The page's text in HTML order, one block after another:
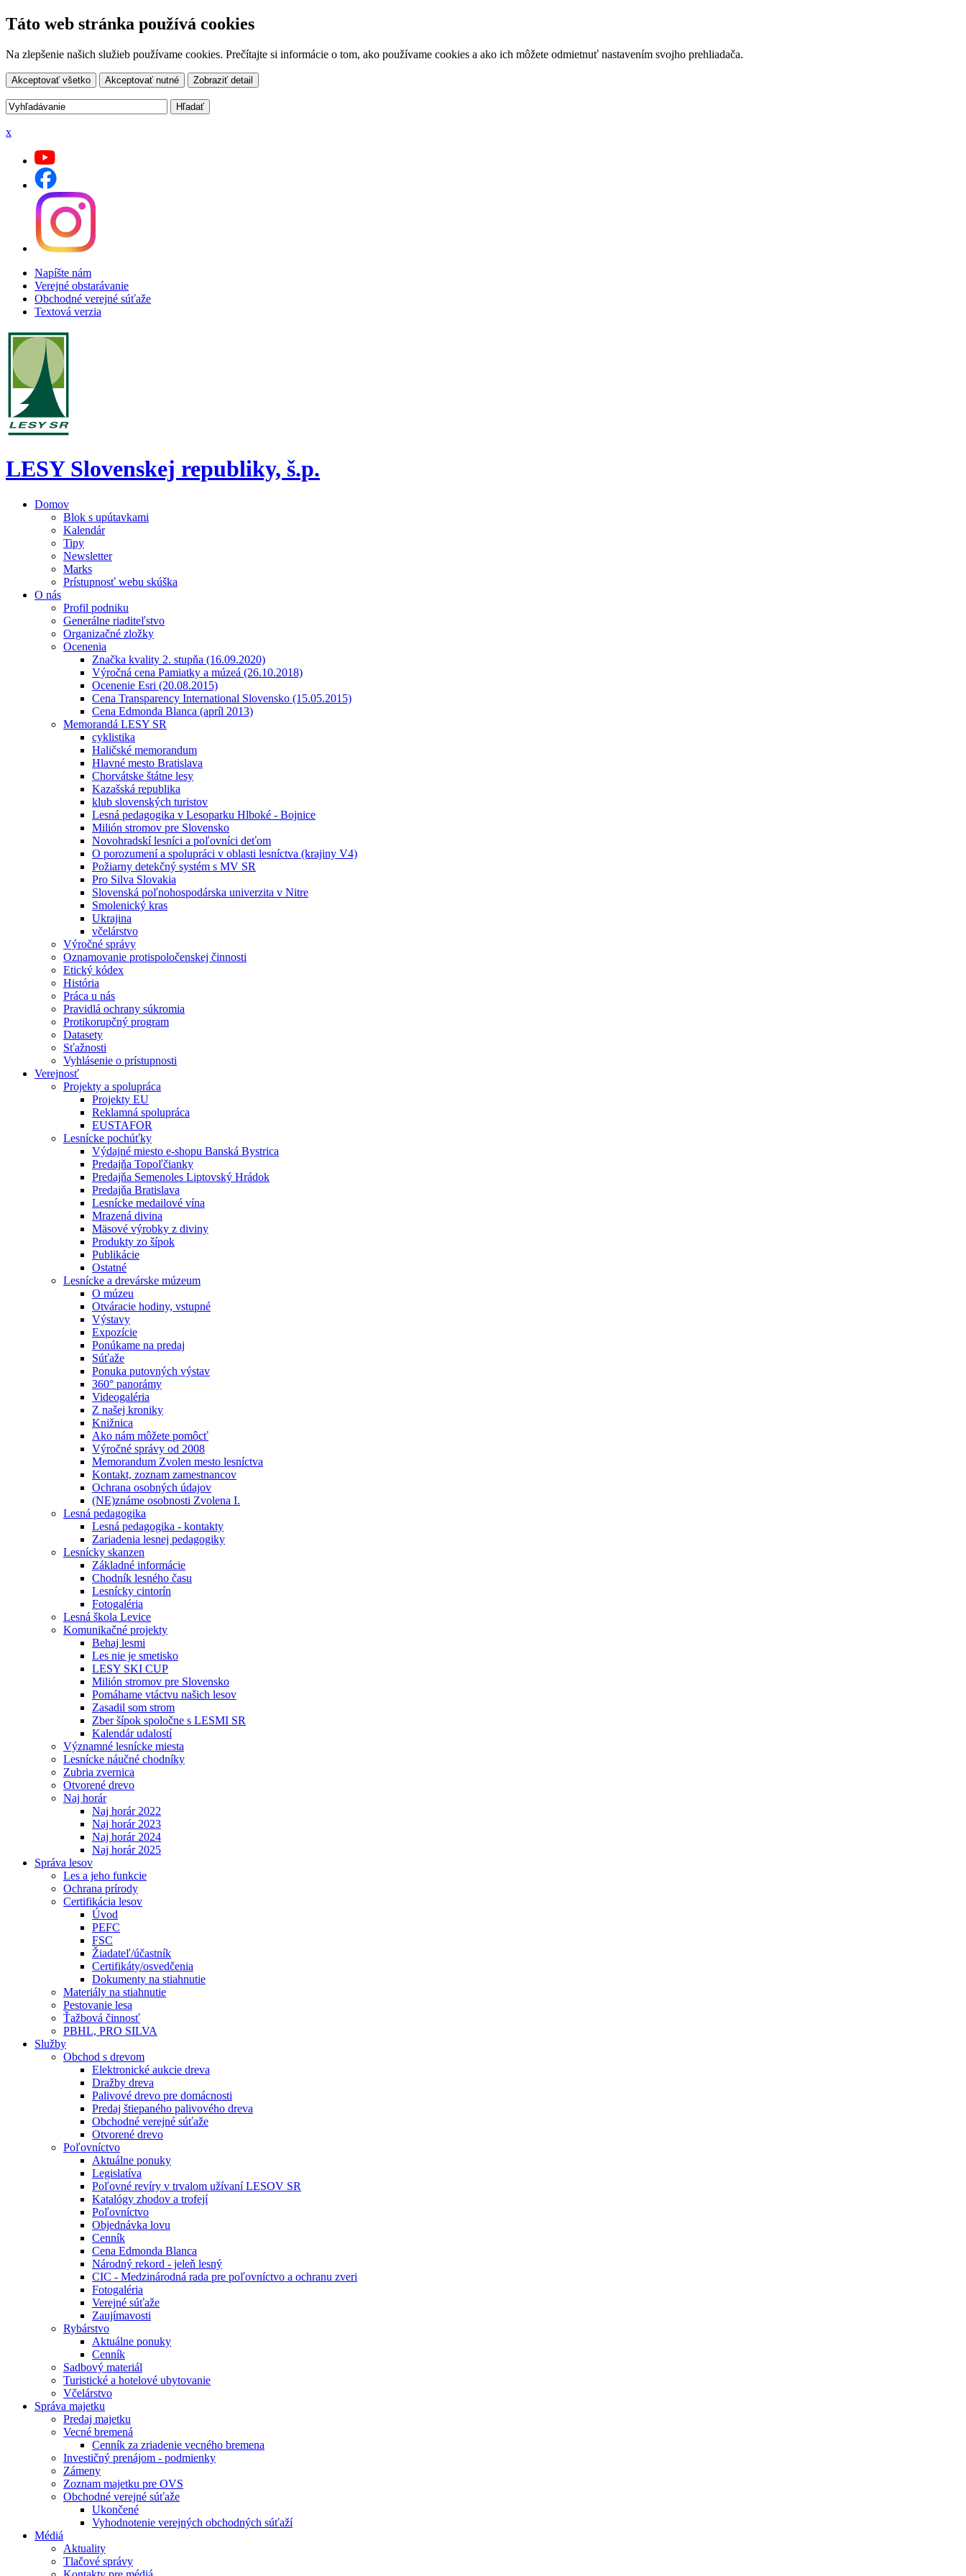
Táto web stránka používá cookies
Na zlepšenie našich služieb používame cookies. Prečítajte si informácie o tom, ako používame cookies a ako ich môžete odmietnuť nastavením svojho prehliadača.
Akceptovať všetko Akceptovať nutné Zobraziť detail
x
Napíšte nám
Verejné obstarávanie
Obchodné verejné súťaže
Textová verzia
LESY Slovenskej republiky, š.p.
Domov
Blok s upútavkami
Kalendár
Tipy
Newsletter
Marks
Prístupnosť webu skúška
O nás
Profil podniku
Generálne riaditeľstvo
Organizačné zložky
Ocenenia
Značka kvality 2. stupňa (16.09.2020)
Výročná cena Pamiatky a múzeá (26.10.2018)
Ocenenie Esri (20.08.2015)
Cena Transparency International Slovensko (15.05.2015)
Cena Edmonda Blanca (apríl 2013)
Memorandá LESY SR
cyklistika
Haličské memorandum
Hlavné mesto Bratislava
Chorvátske štátne lesy
Kazašská republika
klub slovenských turistov
Lesná pedagogika v Lesoparku Hlboké - Bojnice
Milión stromov pre Slovensko
Novohradskí lesníci a poľovníci deťom
O porozumení a spolupráci v oblasti lesníctva (krajiny V4)
Požiarny detekčný systém s MV SR
Pro Silva Slovakia
Slovenská poľnohospodárska univerzita v Nitre
Smolenický kras
Ukrajina
včelárstvo
Výročné správy
Oznamovanie protispoločenskej činnosti
Etický kódex
História
Práca u nás
Pravidlá ochrany súkromia
Protikorupčný program
Datasety
Sťažnosti
Vyhlásenie o prístupnosti
Verejnosť
Projekty a spolupráca
Projekty EU
Reklamná spolupráca
EUSTAFOR
Lesnícke pochúťky
Výdajné miesto e-shopu Banská Bystrica
Predajňa Topoľčianky
Predajňa Semenoles Liptovský Hrádok
Predajňa Bratislava
Lesnícke medailové vína
Mrazená divina
Mäsové výrobky z diviny
Produkty zo šípok
Publikácie
Ostatné
Lesnícke a drevárske múzeum
O múzeu
Otváracie hodiny, vstupné
Výstavy
Expozície
Ponúkame na predaj
Súťaže
Ponuka putovných výstav
360° panorámy
Videogaléria
Z našej kroniky
Knižnica
Ako nám môžete pomôcť
Výročné správy od 2008
Memorandum Zvolen mesto lesníctva
Kontakt, zoznam zamestnancov
Ochrana osobných údajov
(NE)známe osobnosti Zvolena I.
Lesná pedagogika
Lesná pedagogika - kontakty
Zariadenia lesnej pedagogiky
Lesnícky skanzen
Základné informácie
Chodník lesného času
Lesnícky cintorín
Fotogaléria
Lesná škola Levice
Komunikačné projekty
Behaj lesmi
Les nie je smetisko
LESY SKI CUP
Milión stromov pre Slovensko
Pomáhame vtáctvu našich lesov
Zasadil som strom
Zber šípok spoločne s LESMI SR
Kalendár udalostí
Významné lesnícke miesta
Lesnícke náučné chodníky
Zubria zvernica
Otvorené drevo
Naj horár
Naj horár 2022
Naj horár 2023
Naj horár 2024
Naj horár 2025
Správa lesov
Les a jeho funkcie
Ochrana prírody
Certifikácia lesov
Úvod
PEFC
FSC
Žiadateľ/účastník
Certifikáty/osvedčenia
Dokumenty na stiahnutie
Materiály na stiahnutie
Pestovanie lesa
Ťažbová činnosť
PBHL, PRO SILVA
Služby
Obchod s drevom
Elektronické aukcie dreva
Dražby dreva
Palivové drevo pre domácnosti
Predaj štiepaného palivového dreva
Obchodné verejné súťaže
Otvorené drevo
Poľovníctvo
Aktuálne ponuky
Legislatíva
Poľovné revíry v trvalom užívaní LESOV SR
Katalógy zhodov a trofejí
Poľovníctvo
Objednávka lovu
Cenník
Cena Edmonda Blanca
Národný rekord - jeleň lesný
CIC - Medzinárodná rada pre poľovníctvo a ochranu zveri
Fotogaléria
Verejné súťaže
Zaujímavosti
Rybárstvo
Aktuálne ponuky
Cenník
Sadbový materiál
Turistické a hotelové ubytovanie
Včelárstvo
Správa majetku
Predaj majetku
Vecné bremená
Cenník za zriadenie vecného bremena
Investičný prenájom - podmienky
Zámeny
Zoznam majetku pre OVS
Obchodné verejné súťaže
Ukončené
Vyhodnotenie verejných obchodných súťaží
Médiá
Aktuality
Tlačové správy